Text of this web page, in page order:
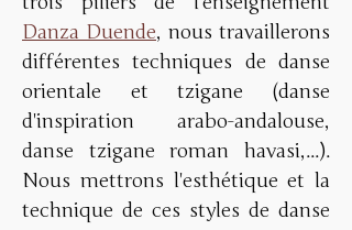
Danza Duende, nous travaillerons
différentes techniques de danse
orientale et tzigane (danse
d'inspiration arabo-andalouse,
danse tzigane roman havasi,...).
Nous mettrons l'esthétique et la
technique de ces styles de danse